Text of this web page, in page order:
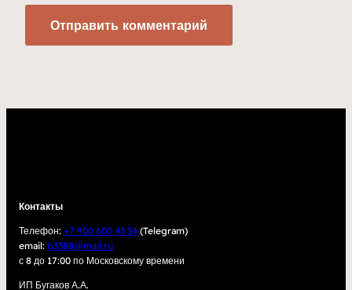
Контакты
Телефон: +7 900 600 43 34 (Telegram)
email: b3388@mail.ru
с 8 до 17:00 по Московскому времени
ИП Бугаков А.А.